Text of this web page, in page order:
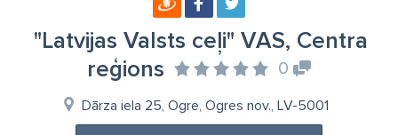
"Latvijas Valsts ceļi" VAS, Centra
reģions
0
Dārza iela 25, Ogre, Ogres nov., LV-5001